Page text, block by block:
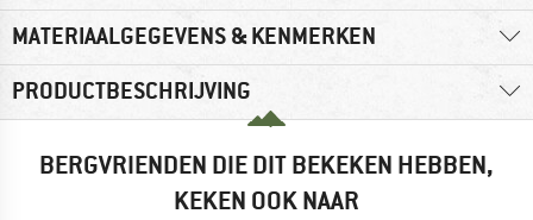
MATERIAALGEGEVENS & KENMERKEN
PRODUCTBESCHRIJVING
BERGVRIENDEN DIE DIT BEKEKEN HEBBEN,
KEKEN OOK NAAR